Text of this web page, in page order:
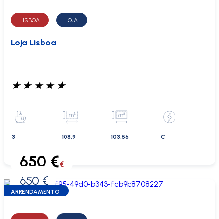
LISBOA LOJA
Loja Lisboa
★ ★ ★ ★ ★
3 108.9 103.56 C
0 €
650 €€
650 €
ARRENDAMENTO